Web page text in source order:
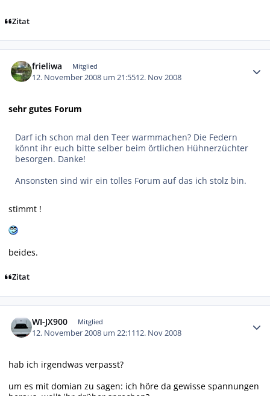
Zitat
frieliwa Mitglied
12. November 2008 um 21:5512. Nov 2008
sehr gutes Forum
Darf ich schon mal den Teer warmmachen? Die Federn
könnt ihr euch bitte selber beim örtlichen Hühnerzüchter
besorgen. Danke!
Ansonsten sind wir ein tolles Forum auf das ich stolz bin.
stimmt !
beides.
Zitat
WI-JX900 Mitglied
12. November 2008 um 22:1112. Nov 2008
hab ich irgendwas verpasst?
um es mit domian zu sagen: ich höre da gewisse spannungen